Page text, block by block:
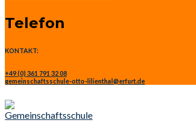
Telefon
KONTAKT:
+49 (0) 361 791 32 08
gemeinschaftsschule-otto-lilienthal@erfurt.de